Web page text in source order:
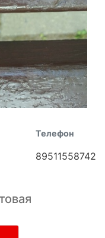
Телефон
89511558742